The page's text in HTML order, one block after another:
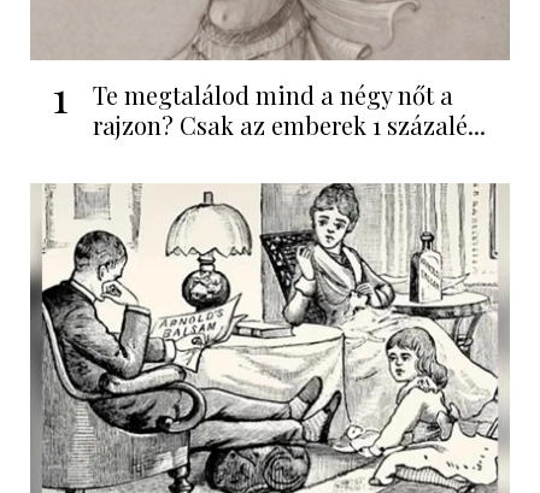
1
Te megtalálod mind a négy nőt a
rajzon? Csak az emberek 1 százalé...